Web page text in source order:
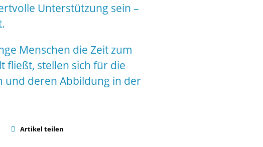
Unterstützung sein –
Menschen die Zeit zum
fließt, stellen sich für die
und deren Abbildung in der
 Artikel teilen